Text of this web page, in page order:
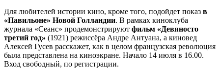
Для любителей истории кино, кроме того, подойдет показ в
«Павильоне» Новой Голландии. В рамках киноклуба
журнала «Сеанс» продемонстрируют фильм «Девяносто
третий год» (1921) режиссёра Андре Антуана, а киновед
Алексей Гусев расскажет, как в целом французская революция
была представлена на киноэкране. Начало 14 июля в 16.00.
Вход свободный, по регистрации.